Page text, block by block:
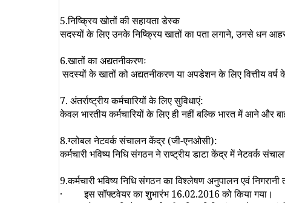
5.निष्क्रिय खोतों की सहायता डेस्क
सदस्यों के लिए उनके निष्क्रिय खातों का पता लगाने,उनसे धन
6.खातों का अद्यतनीकरणः
सदस्यों के खातों को अद्यतनीकरण या अपडेशन के लिए वित्तीय
7. अंतर्राष्ट्रीय कर्मचारियों के लिए सुविधाएं:
केवल भारतीय कर्मचारियों के लिए ही नहीं बल्कि भारत में आने और
8.ग्लोबल नेटवर्क संचालन केंद्र (जी-एनओसी):
कर्मचारी भविष्य निधि संगठन ने राष्ट्रीय डाटा केंद्र में नेटवर्क
9.कर्मचारी भविष्य निधि संगठन का विश्लेषण अनुपालन एवं निगरानी
·इस सॉफ्टवेयर का शुभारंभ16.02.2016को किया गया।